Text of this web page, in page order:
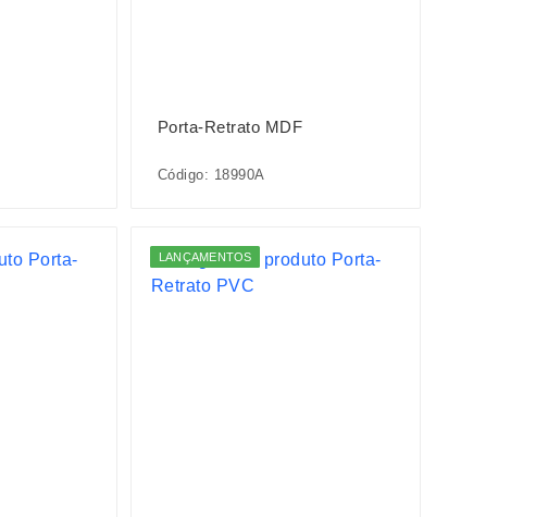
Porta-Retrato MDF
Código: 18990A
LANÇAMENTOS